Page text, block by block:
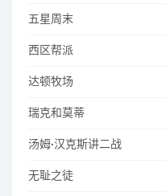
五星周末
西区帮派
达顿牧场
瑞克和莫蒂
汤姆·汉克斯讲二战
无耻之徒